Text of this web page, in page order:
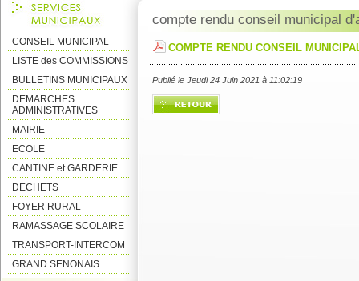
CONSEIL MUNICIPAL
LISTE des COMMISSIONS
BULLETINS MUNICIPAUX
DEMARCHES
ADMINISTRATIVES
MAIRIE
ECOLE
CANTINE et GARDERIE
DECHETS
FOYER RURAL
RAMASSAGE SCOLAIRE
TRANSPORT-INTERCOM
GRAND SENONAIS
compte rendu conseil municipal
COMPTE RENDU CONSEIL
Publié le Jeudi 24 Juin 2021 à 11:02:19